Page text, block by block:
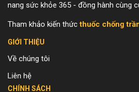
nang sức khỏe 365 - đồng hành cùng
Tham khảo kiến thứcthuốc chống
GIỚI THIỆU
Về chúng tôi
Liên hệ
CHÍNH SÁCH